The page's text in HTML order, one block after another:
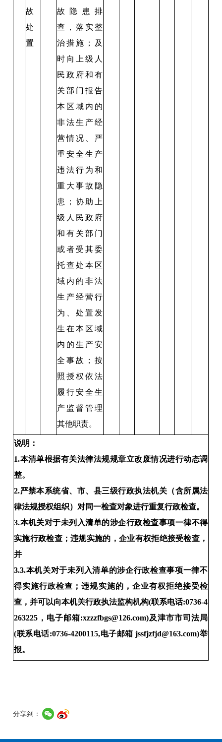
故
处
置
故隐患排
查，落实整
治措施；及
时向上级人
民政府和有
关部门报告
本区域内的
非法生产经
营情况、严
重安全生产
违法行为和
重大事故隐
患；协助上
级人民政府
和有关部门
或者受其委
托查处本区
域内的非法
生产经营行
为、处置发
生在本区域
内的生产安
全事故；按
照授权依法
履行安全生
产监督管理
其他职责。
说明：
1.本清单根据有关法律法规规章立改废情况进行动态调
整。
2.严禁本系统省、市、县三级行政执法机关（含所属法
律法规授权组织）对同一检查对象进行重复行政检查。
3.本机关对于未列入清单的涉企行政检查事项一律不得
实施行政检查；违规实施的，企业有权拒绝接受检查，
并
3.3.本机关对于未列入清单的涉企行政检查事项一律不
得实施行政检查；违规实施的，企业有权拒绝接受检
查，并可以向本机关行政执法监构机构(联系电话:0736-4
263225，电子邮箱:xzzzfbgs@126.com)及津市市司法局
(联系电话:0736-4200115,电子邮箱 jssfjzfjd@163.com)举
报。
分享到：